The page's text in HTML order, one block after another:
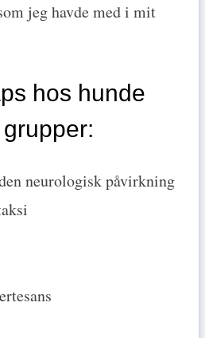
jeg havde med i mit
hos hunde
neurologisk påvirkning